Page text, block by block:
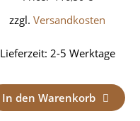
zzgl.Versandkosten
Lieferzeit: 2-5 Werktage
In den Warenkorb